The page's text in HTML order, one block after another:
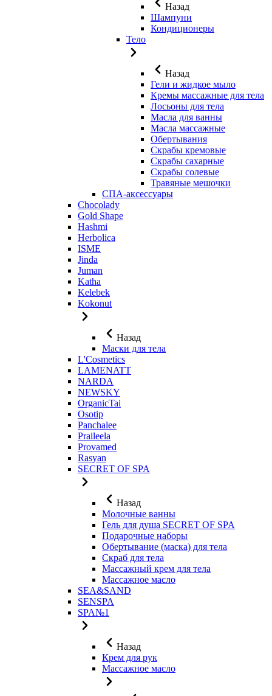
Назад
Шампуни
Кондиционеры
Тело
Назад
Гели и жидкое мыло
Кремы массажные для тела
Лосьоны для тела
Масла для ванны
Масла массажные
Обертывания
Скрабы кремовые
Скрабы сахарные
Скрабы солевые
Травяные мешочки
СПА-аксессуары
Chocolady
Gold Shape
Hashmi
Herbolica
ISME
Jinda
Juman
Katha
Kelebek
Kokonut
Назад
Маски для тела
L'Cosmetics
LAMENATT
NARDA
NEWSKY
OrganicTai
Osotip
Panchalee
Praileela
Provamed
Rasyan
SECRET OF SPA
Назад
Молочные ванны
Гель для душа SECRET OF SPA
Подарочные наборы
Обертывание (маска) для тела
Скраб для тела
Массажный крем для тела
Массажное масло
SEA&SAND
SENSPA
SPA№1
Назад
Крем для рук
Массажное масло